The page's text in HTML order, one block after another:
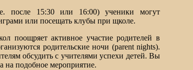
после 15:30 или 16:00) ученики могут
или посещать клубы при щколе.
поощряет активное участие родителей в
родительские ночи (parent nights).
обсудить с учителями успехи детей. Вы
на подобное мероприятие.